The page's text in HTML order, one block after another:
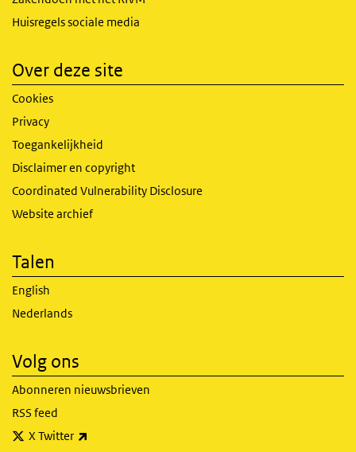
Huisregels sociale media
Over deze site
Cookies
Privacy
Toegankelijkheid
Disclaimer en copyright
Coordinated Vulnerability Disclosure
Website archief
Talen
English
Nederlands
Volg ons
Abonneren nieuwsbrieven
RSS feed
X Twitter